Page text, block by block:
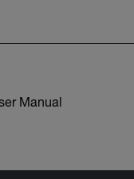
Manual